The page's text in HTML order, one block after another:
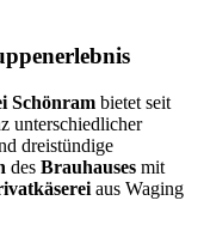
Schönram bietet seit
unterschiedlicher
dreistündige
des Brauhauses mit
aus Waging